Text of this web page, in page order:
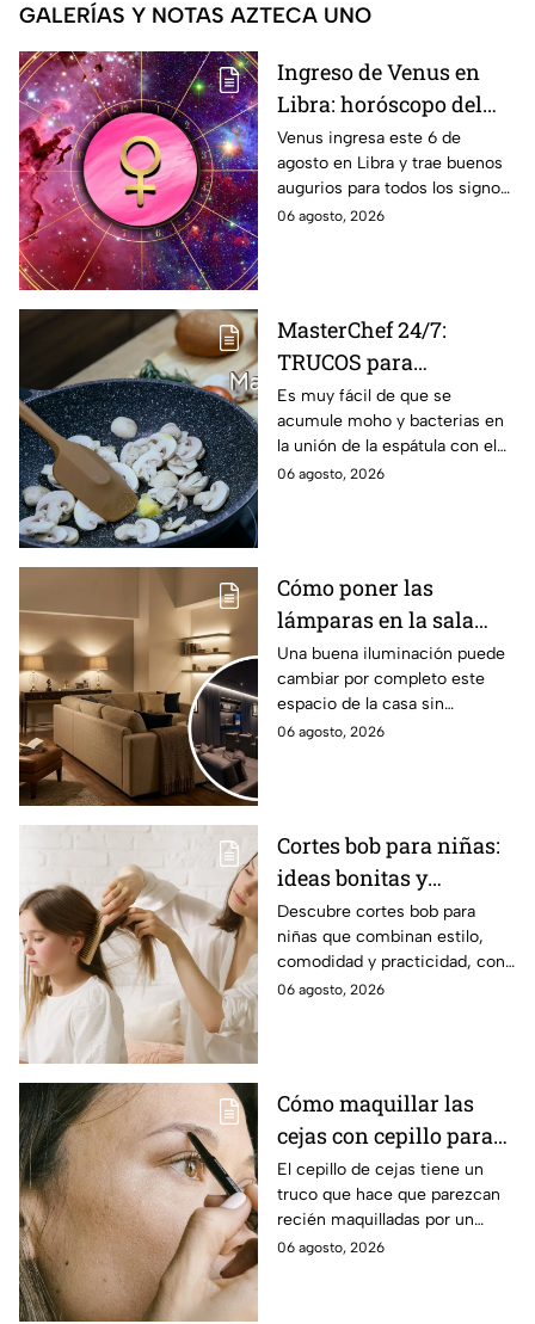
GALERÍAS Y NOTAS AZTECA UNO
Ingreso de Venus en
Libra: horóscopo del
amor para todos los
signos del 6 de agosto
al 10 de septiembre
Venus ingresa este 6 de
agosto en Libra y trae buenos
augurios para todos los signos
del zodiaco. Conoce las
06 agosto, 2026
MasterChef 24/7:
TRUCOS para
desinfectar las
miserables de tu cocina
antes de hacer postres
Es muy fácil de que se
acumule moho y bacterias en
la unión de la espátula con el
mango, por lo que
06 agosto, 2026
Cómo poner las
lámparas en la sala
para que se vea
acogedor como en las
películas
Una buena iluminación puede
cambiar por completo este
espacio de la casa sin
necesidad de gastar miles de
06 agosto, 2026
Cortes bob para niñas:
ideas bonitas y
prácticas
Descubre cortes bob para
niñas que combinan estilo,
comodidad y practicidad, con
opciones ideales para renovar
06 agosto, 2026
Cómo maquillar las
cejas con cepillo para
que se vean esculpidas
y redefinidas: paso a
paso
El cepillo de cejas tiene un
truco que hace que parezcan
recién maquilladas por un
profesional
06 agosto, 2026